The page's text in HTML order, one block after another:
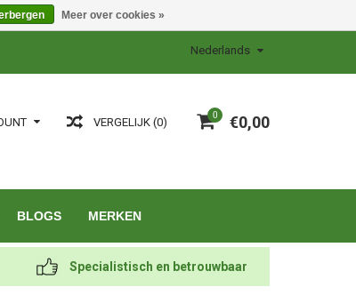
Nederlands
0 €0,00
VERGELIJK (0)
BLOGS MERKEN
Specialistisch en betrouwbaar
Meer over cookies »